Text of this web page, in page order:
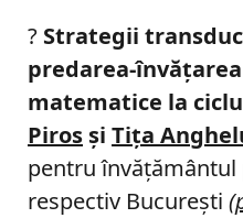
? Strategii
predarea-
matematice la
Piros şi Tiţa
pentru învăţământul
respectiv Bucureşti